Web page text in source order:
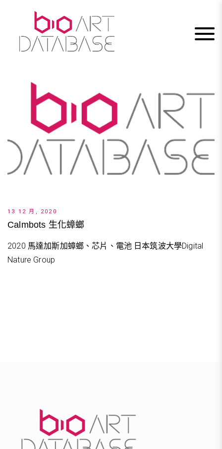
13 12 月, 2020
Calmbots 生化蟑螂
2020 馬達加斯加蟑螂、芯片、電池 日本筑波大學Digital
Nature Group